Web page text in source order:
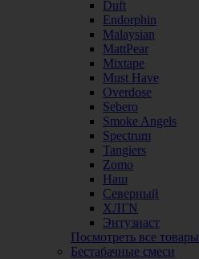
Duft
Endorphin
Malaysian
MattPear
Mixtape
Must Have
Overdose
Sebero
Smoke Angels
Spectrum
Tangiers
Zomo
Наш
Северный
ХЛГN
Энтузиаст
Посмотреть все товары
Бестабачные смеси